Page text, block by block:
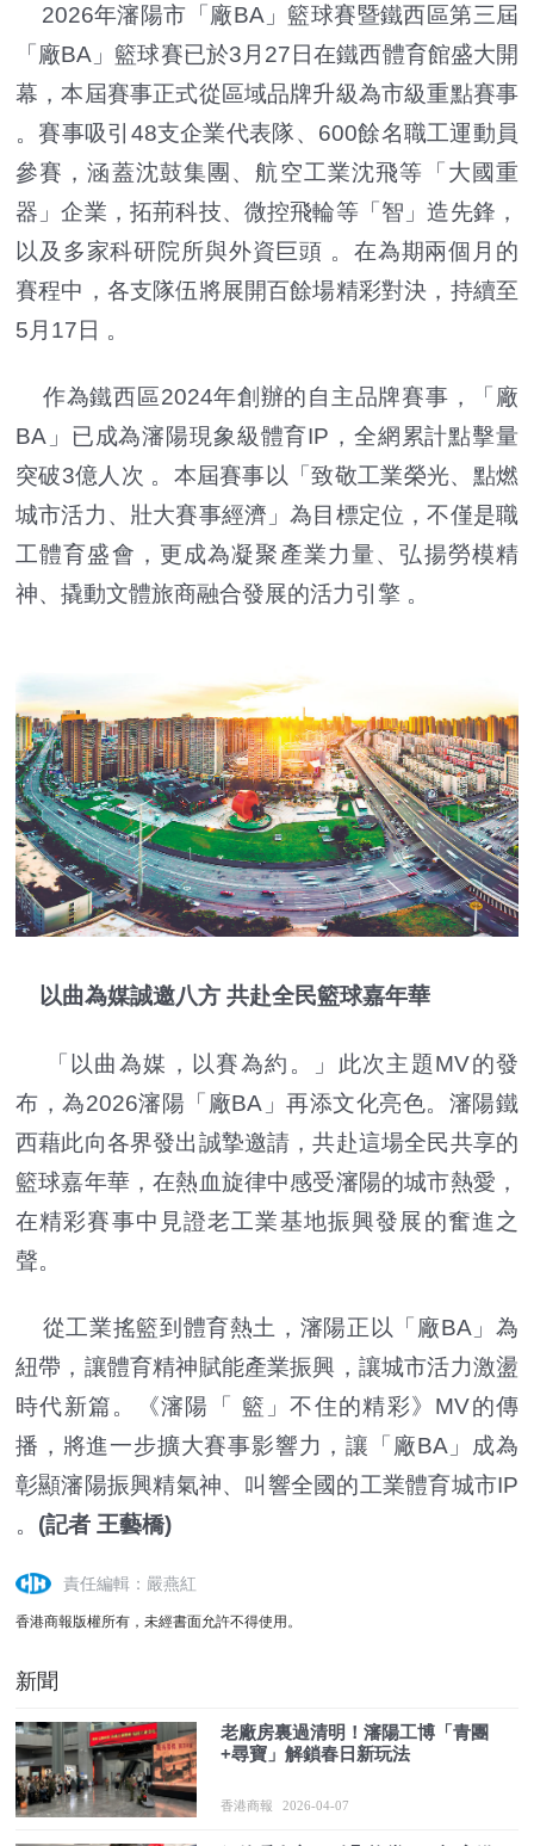
2026年瀋陽市「廠BA」籃球賽暨鐵西區第三屆
「廠BA」籃球賽已於3月27日在鐵西體育館盛大開
幕，本屆賽事正式從區域品牌升級為市級重點賽事
。賽事吸引48支企業代表隊、600餘名職工運動員
參賽，涵蓋沈鼓集團、航空工業沈飛等「大國重
器」企業，拓荊科技、微控飛輪等「智」造先鋒，
以及多家科研院所與外資巨頭 。在為期兩個月的
賽程中，各支隊伍將展開百餘場精彩對決，持續至
5月17日 。
作為鐵西區2024年創辦的自主品牌賽事，「廠
BA」已成為瀋陽現象級體育IP，全網累計點擊量
突破3億人次 。本屆賽事以「致敬工業榮光、點燃
城市活力、壯大賽事經濟」為目標定位，不僅是職
工體育盛會，更成為凝聚產業力量、弘揚勞模精
神、撬動文體旅商融合發展的活力引擎 。
以曲為媒誠邀八方 共赴全民籃球嘉年華
「以曲為媒，以賽為約。」此次主題MV的發
布，為2026瀋陽「廠BA」再添文化亮色。瀋陽鐵
西藉此向各界發出誠摯邀請，共赴這場全民共享的
籃球嘉年華，在熱血旋律中感受瀋陽的城市熱愛，
在精彩賽事中見證老工業基地振興發展的奮進之
聲。
從工業搖籃到體育熱土，瀋陽正以「廠BA」為
紐帶，讓體育精神賦能產業振興，讓城市活力激盪
時代新篇。《瀋陽「 籃」不住的精彩》MV的傳
播，將進一步擴大賽事影響力，讓「廠BA」成為
彰顯瀋陽振興精氣神、叫響全國的工業體育城市IP
。 (記者 王藝橋)
責任編輯：嚴燕紅
香港商報版權所有，未經書面允許不得使用。
新聞
老廠房裏過清明！瀋陽工博「青團
+尋寶」解鎖春日新玩法
香港商報 2026-04-07